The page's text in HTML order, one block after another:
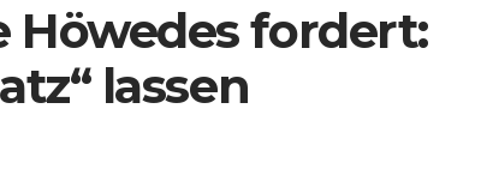
Höwedes fordert:
lassen